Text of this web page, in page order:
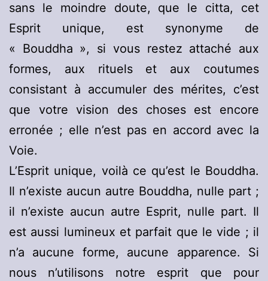
sans le moindre doute, que le citta, cet
Esprit unique, est synonyme de
« Bouddha », si vous restez attaché aux
formes, aux rituels et aux coutumes
consistant à accumuler des mérites, c’est
que votre vision des choses est encore
erronée ; elle n’est pas en accord avec la
Voie.
L’Esprit unique, voilà ce qu’est le Bouddha.
Il n’existe aucun autre Bouddha, nulle part ;
il n’existe aucun autre Esprit, nulle part. Il
est aussi lumineux et parfait que le vide ; il
n’a aucune forme, aucune apparence. Si
nous n’utilisons notre esprit que pour